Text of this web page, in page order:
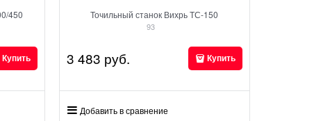
450
Купить
Точильный станок Вихрь ТС-150
93
3 483 руб. Купить
Добавить в сравнение